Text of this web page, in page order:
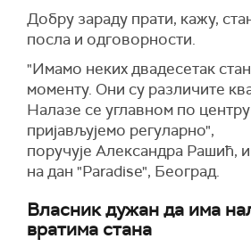
Добру зараду прати, кажу,
посла и одговорности.
"Имамо неких двадесетак
моменту. Они су различите
Налазе се углавном по
пријављујемо регуларно",
поручује Александра Рашић,
на дан "Paradise", Београд.
Власник дужан да има
вратима стана